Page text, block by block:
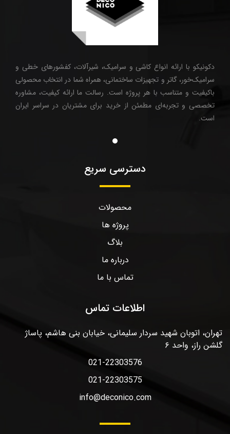
دکونیکو با ارائه انواع کاشی و سرامیک، شیرآلات، کفشورهای خطی و
سرامیک‌خور، گاتر و تجهیزات ساختمانی، همراه شما در انتخاب محصولی
باکیفیت و متناسب با هر پروژه است. رسالت ما ارائه کیفیت، مشاوره
تخصصی و تجربه‌ای مطمئن از خرید برای مشتریان در سراسر ایران
است.
دسترسی سریع
محصولات
پروژه ها
بلاگ
درباره ما
تماس با ما
اطلاعات تماس
تهران، اتوبان شهید سردار سلیمانی، خیابان بنی هاشم، پاساژ
گلشن راز، واحد ۶
021-22303576
021-22303575
info@deconico.com